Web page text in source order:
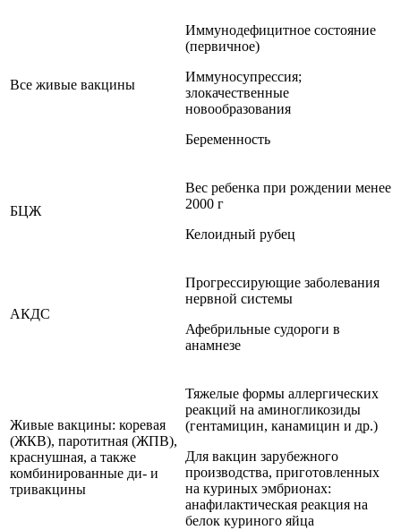
Все живые вакцины
Иммунодефицитное состояние
(первичное)
Иммуносупрессия;
злокачественные
новообразования
Беременность
БЦЖ
Вес ребенка при рождении менее
2000 г
Келоидный рубец
АКДС
Прогрессирующие заболевания
нервной системы
Афебрильные судороги в
анамнезе
Живые вакцины: коревая
(ЖКВ), паротитная (ЖПВ),
краснушная, а также
комбинированные ди- и
тривакцины
Тяжелые формы аллергических
реакций на аминогликозиды
(гентамицин, канамицин и др.)
Для вакцин зарубежного
производства, приготовленных
на куриных эмбрионах:
анафилактическая реакция на
белок куриного яйца